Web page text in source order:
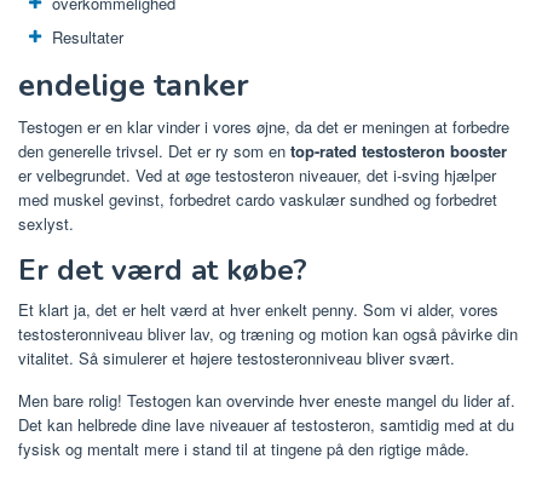
Resultater
endelige tanker
Testogen er en klar vinder i vores øjne, da det er meningen at forbedre
den generelle trivsel. Det er ry som en top-rated testosteron booster
er velbegrundet. Ved at øge testosteron niveauer, det i-sving hjælper
med muskel gevinst, forbedret cardo vaskulær sundhed og forbedret
sexlyst.
Er det værd at købe?
Et klart ja, det er helt værd at hver enkelt penny. Som vi alder, vores
testosteronniveau bliver lav, og træning og motion kan også påvirke din
vitalitet. Så simulerer et højere testosteronniveau bliver svært.
Men bare rolig! Testogen kan overvinde hver eneste mangel du lider af.
Det kan helbrede dine lave niveauer af testosteron, samtidig med at du
fysisk og mentalt mere i stand til at tingene på den rigtige måde.